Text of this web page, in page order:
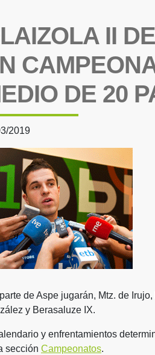
II
DE 20
2019
de Aspe jugarán, Mtz. de
y Berasaluze IX.
y enfrentamientos
sección Campeonatos.